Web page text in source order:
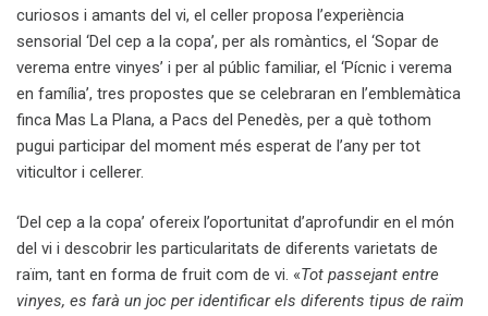
curiosos i amants del vi, el celler proposa l’experiència
sensorial ‘Del cep a la copa’, per als romàntics, el ‘Sopar de
verema entre vinyes’ i per al públic familiar, el ‘Pícnic i verema
en família’, tres propostes que se celebraran en l’emblemàtica
finca Mas La Plana, a Pacs del Penedès, per a què tothom
pugui participar del moment més esperat de l’any per tot
viticultor i cellerer.
‘Del cep a la copa’ ofereix l’oportunitat d’aprofundir en el món
del vi i descobrir les particularitats de diferents varietats de
raïm, tant en forma de fruit com de vi. «Tot passejant entre
vinyes, es farà un joc per identificar els diferents tipus de raïm